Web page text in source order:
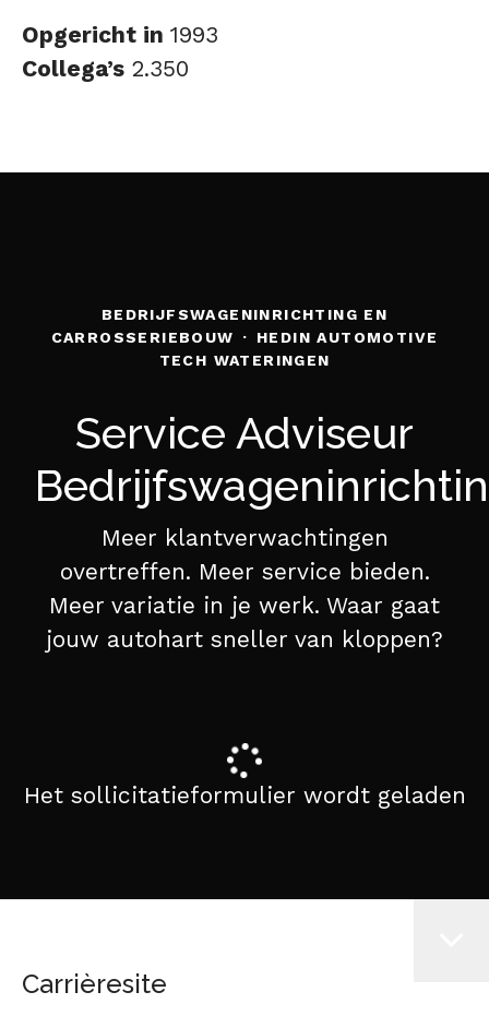
Opgericht in 1993
Collega’s 2.350
BEDRIJFSWAGENINRICHTING EN
CARROSSERIEBOUW
·
HEDIN AUTOMOTIVE
TECH WATERINGEN
Service Adviseur
Meer klantverwachtingen
overtreffen. Meer service bieden.
Meer variatie in je werk. Waar gaat
jouw autohart sneller van kloppen?
Het sollicitatieformulier wordt geladen
Carrièresite